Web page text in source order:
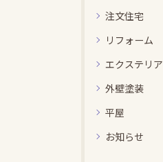
注文住宅
リフォーム
エクステリア
外壁塗装
平屋
お知らせ